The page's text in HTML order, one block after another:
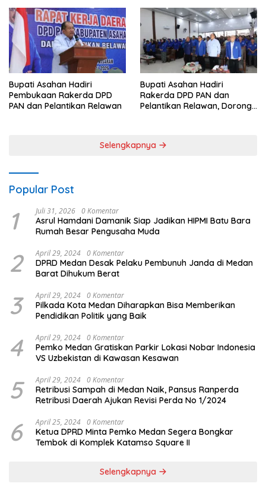
0208/Asahan
Bupati Asahan Hadiri
Pembukaan Rakerda DPD
PAN dan Pelantikan Relawan
Bupati Asahan Hadiri
Rakerda DPD PAN dan
Pelantikan Relawan, Dorong
Selengkapnya
Popular Post
1 Juli 31, 2026 0 Komentar
Asrul Hamdani Damanik Siap Jadikan HIPMI Batu Bara
Rumah Besar Pengusaha Muda
2 April 29, 2024 0 Komentar
DPRD Medan Desak Pelaku Pembunuh Janda di Medan
Barat Dihukum Berat
3 April 29, 2024 0 Komentar
Pilkada Kota Medan Diharapkan Bisa Memberikan
Pendidikan Politik yang Baik
4 April 29, 2024 0 Komentar
Pemko Medan Gratiskan Parkir Lokasi Nobar Indonesia
VS Uzbekistan di Kawasan Kesawan
5 April 29, 2024 0 Komentar
Retribusi Sampah di Medan Naik, Pansus Ranperda
Retribusi Daerah Ajukan Revisi Perda No 1/2024
6 April 25, 2024 0 Komentar
Ketua DPRD Minta Pemko Medan Segera Bongkar
Tembok di Komplek Katamso Square II
Selengkapnya